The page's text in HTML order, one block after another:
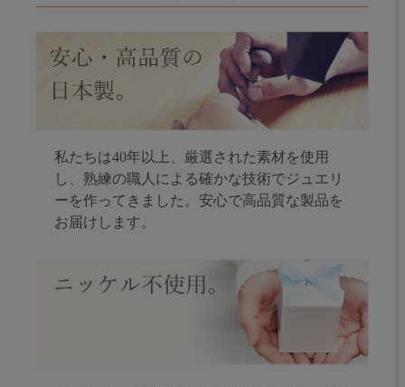
私たちは40年以上、厳選された素材を使用
し、熟練の職人による確かな技術でジュエリ
ーを作ってきました。安心で高品質な製品を
お届けします。